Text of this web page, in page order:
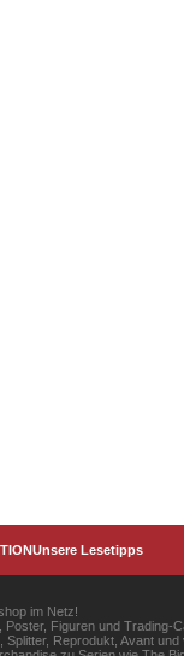
Unsere Lesetipps
im Netz!
Figuren und Trading-
Reprodukt, Avant und